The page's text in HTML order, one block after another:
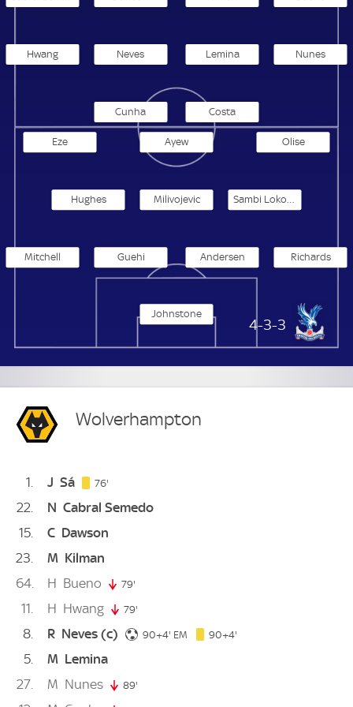
Hwang Neves Lemina Nunes
Cunha Costa
Crystal Palace
4-3-3
Johnstone
Richards
Andersen
Guehi
Mitchell
Sambi Lokonga
Milivojevic
Hughes
Olise
Ayew
Eze
Wolverhampton
1 J Sá 76'
22 N Cabral Semedo
15
C Dawson
23
M Kilman
64
H Bueno 79'
11 H Hwang 79'
8 R Neves (c) 90+4' 94. minute
EM 90+4'
5 M Lemina
27
M Nunes 89'